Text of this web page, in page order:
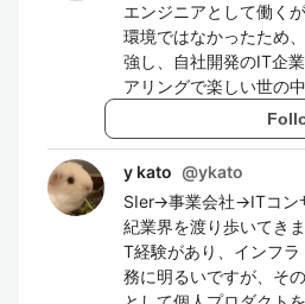
エンジニアとして働く
環境ではなかったため
強し、自社開発のIT企
アリングで楽しい世の
y kato @ykato
SIer→事業会社→ITコン
紀業界を渡り歩いてき
T経験があり、インフ
務に明るいですが、そ